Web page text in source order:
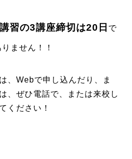
習の3講座締切は20日 で
ません！！
、Webで申し込んだり、ま
、ぜひ電話で、または来校し
ください！